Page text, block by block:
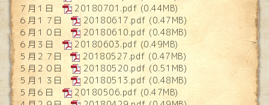
７月１日
20180701.pdf (0.44MB)
６月１７日
20180617.pdf (0.47MB)
６月１０日
20180610.pdf (0.48MB)
６月３日
20180603.pdf (0.49MB)
５月２７日
20180527.pdf (0.47MB)
５月２０日
20180520.pdf (0.51MB)
５月１３日
20180513.pdf (0.48MB)
５月６日
20180506.pdf (0.47MB)